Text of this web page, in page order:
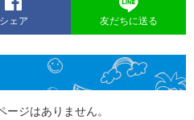
シェア 友だちに送る
ジはありません。